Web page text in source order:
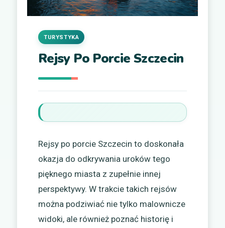
Rejsy Po Porcie Szczecin
TURYSTYKA
Rejsy po porcie Szczecin to doskonała
okazja do odkrywania uroków tego
pięknego miasta z zupełnie innej
perspektywy. W trakcie takich rejsów
można podziwiać nie tylko malownicze
widoki, ale również poznać historię i